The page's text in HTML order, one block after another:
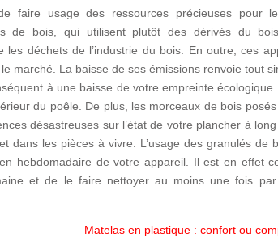
faire usage des ressources précieuses pour
de bois, qui utilisent plutôt des dérivés du
déchets de l’industrie du bois. En outre, ces
marché. La baisse de ses émissions renvoie tout
à une baisse de votre empreinte
du poêle. De plus, les morceaux de bois
désastreuses sur l’état de votre plancher à
dans les pièces à vivre. L’usage des granulés de
hebdomadaire de votre appareil. Il est en effet
et de le faire nettoyer au moins une fois
Matelas en plastique : confort ou